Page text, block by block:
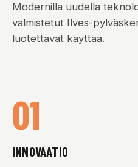
Modernilla uudella
valmistetut Ilves-
luotettavat käyttää.
01
INNOVAATIO